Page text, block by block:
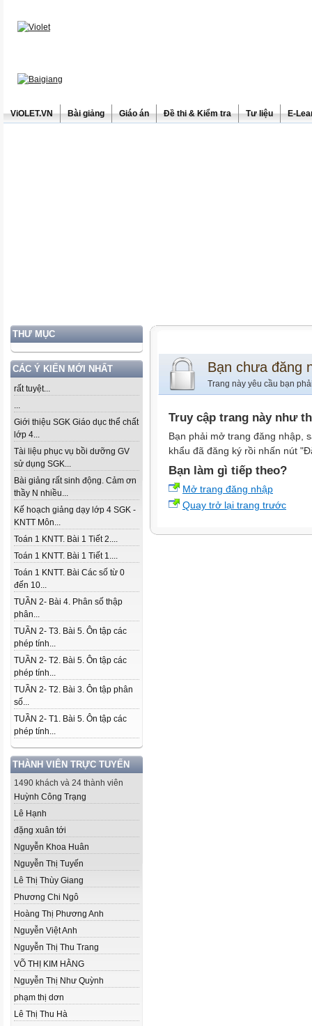
ViOLET.VN Bài giảng Giáo án Đề thi & Kiểm tra Tư liệu E-
THƯ MỤC
CÁC Ý KIẾN MỚI NHẤT
rất tuyệt...
...
Giới thiệu SGK Giáo dục thể chất
lớp 4...
Tài liệu phục vụ bồi dưỡng GV
sử dụng SGK...
Bài giảng rất sinh động. Cảm ơn
thầy N nhiều...
Kế hoạch giảng dạy lớp 4 SGK -
KNTT Môn...
Toán 1 KNTT. Bài 1 Tiết 2....
Toán 1 KNTT. Bài 1 Tiết 1....
Toán 1 KNTT. Bài Các số từ 0
đến 10...
TUẦN 2- Bài 4. Phân số thập
phân...
TUẦN 2- T3. Bài 5. Ôn tập các
phép tính...
TUẦN 2- T2. Bài 5. Ôn tập các
phép tính...
TUẦN 2- T2. Bài 3. Ôn tập phân
số...
TUẦN 2- T1. Bài 5. Ôn tập các
phép tính...
THÀNH VIÊN TRỰC TUYẾN
1490 khách và 24 thành viên
Huỳnh Công Trạng
Lê Hạnh
đặng xuân tới
Nguyễn Khoa Huân
Nguyễn Thị Tuyến
Lê Thị Thùy Giang
Phương Chi Ngô
Hoàng Thị Phương Anh
Nguyễn Việt Anh
Nguyễn Thị Thu Trang
VÕ THỊ KIM HẰNG
Nguyễn Thị Như Quỳnh
phạm thị dơn
Lê Thị Thu Hà
Bạn chưa đăng
Trang này yêu cầu bạn
Truy cập trang này như
Bạn phải mở trang đăng nhập,
khẩu đã đăng ký rồi nhấn nút
Bạn làm gì tiếp theo?
Mở trang đăng nhập
Quay trở lại trang trước